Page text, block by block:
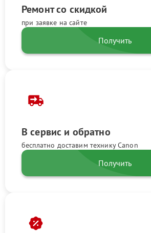
Ремонт со скидкой
при заявке на сайте
Получить
В сервис и обратно
бесплатно доставим технику Canon
Получить